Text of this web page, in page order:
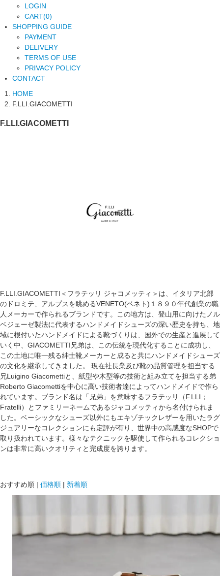
LOGIN
CART(0)
SHOPPING GUIDE
PAYMENT
DELIVERY
TERMS OF USE
PRIVACY POLICY
CONTACT
HOME
F.LLI.GIACOMETTI
F.LLI.GIACOMETTI
F.LLI.GIACOMETTI＜フラテッリ ジャコメッティ＞は、イタリア北部
のドロミテ、アルプスを眺めるVENETO(ベネト)１８９０年代創業の職
人メーカーで作られるブランドです。この地方は、登山用に向けたノル
ベジェーゼ製法に代表するハンドメイドシューズの深い歴史を持ち、地
域に根付いたハンドメイドによる靴づくりは、国外での生産と進展して
いく中、GIACOMETTI兄弟は、この伝統を現代化することに成功し、
この土地に唯一残る紳士靴メーカーと成ると共にハンドメイドシューズ
の文化を継承してきました。 現在社長業及び靴の品質管理を担当する
兄Luigino Giacomettiと、紙型や木型等の技術と組み立てを担当する弟
Roberto Giacomettiを中心に高い技術者達によってハンドメイドで作ら
れています。ブランド名は「兄弟」を意味するフラテッリ（F.LLI；
Fratelli）とファミリーネームであるジャコメッティから名付けられま
した。ベーシックなシューズ以外にもエキゾチックレザーを用いたラグ
ジュアリーなコレクションにも定評が有り、世界中の高感度なSHOPで
取り扱われています。様々なテクニックを駆使して作られるコレクショ
ンは非常に高いクオリティと完成度を誇ります。
おすすめ順 | 価格順 | 新着順